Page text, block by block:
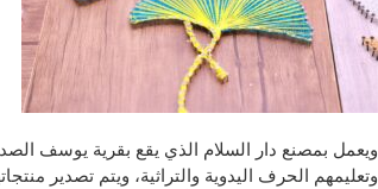
ويعمل بمصنع دار السلام الذي يقع بقرية يوسف
وتعليمهم الحرف اليدوية والتراثية، ويتم تصدير